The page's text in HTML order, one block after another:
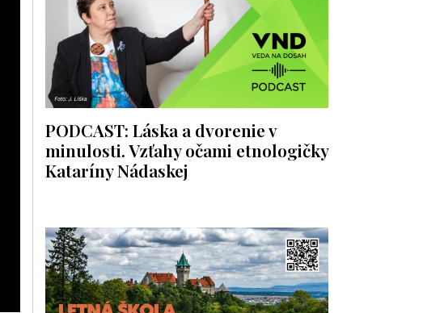
PODCAST: Láska a dvorenie v
minulosti. Vzťahy očami etnologičky
Kataríny Nádaskej